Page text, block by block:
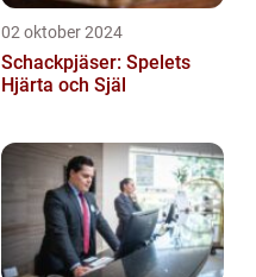
02 oktober 2024
Schackpjäser: Spelets
Hjärta och Själ